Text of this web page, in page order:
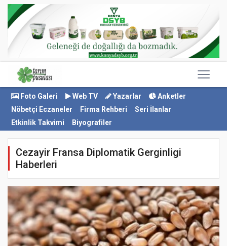
Foto Galeri Web TV Yazarlar
Anketler
Nöbetçi Eczaneler
Firma Rehberi
Seri İlanlar
Etkinlik Takvimi
Biyografiler
Cezayir Fransa Diplomatik Gerginligi
Haberleri